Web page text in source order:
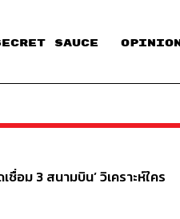
SAUCE​ OPINION
ชื่อม 3 สนามบิน’ วิเคราะห์ใคร